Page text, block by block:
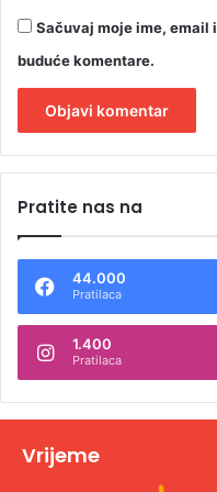
Sačuvaj moje ime, email
buduće komentare.
t
n
t
v
Pratite nas na
44.000
Pratilaca
1.400
Pratilaca
Vrijeme